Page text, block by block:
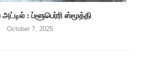
: ப்ளூபெர்ரி ஸ்மூத்தி
October 7, 2025